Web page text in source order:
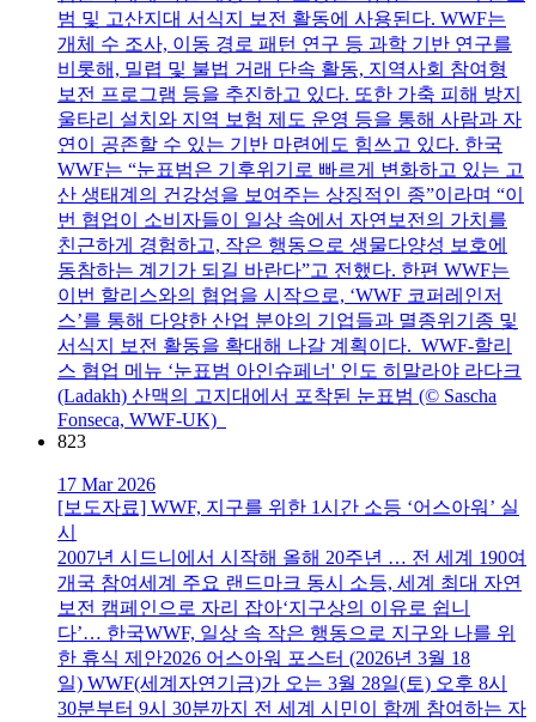
범 및 고산지대 서식지 보전 활동에 사용된다. WWF는
개체 수 조사, 이동 경로 패턴 연구 등 과학 기반 연구를
비롯해, 밀렵 및 불법 거래 단속 활동, 지역사회 참여형
보전 프로그램 등을 추진하고 있다. 또한 가축 피해 방지
울타리 설치와 지역 보험 제도 운영 등을 통해 사람과 자
연이 공존할 수 있는 기반 마련에도 힘쓰고 있다. 한국
WWF는 “눈표범은 기후위기로 빠르게 변화하고 있는 고
산 생태계의 건강성을 보여주는 상징적인 종”이라며 “이
번 협업이 소비자들이 일상 속에서 자연보전의 가치를
친근하게 경험하고, 작은 행동으로 생물다양성 보호에
동참하는 계기가 되길 바란다”고 전했다. 한편 WWF는
이번 할리스와의 협업을 시작으로, ‘WWF 코퍼레인저
스’를 통해 다양한 산업 분야의 기업들과 멸종위기종 및
서식지 보전 활동을 확대해 나갈 계획이다. WWF-할리
스 협업 메뉴 ‘눈표범 아인슈페너' 인도 히말라야 라다크
(Ladakh) 산맥의 고지대에서 포착된 눈표범 (© Sascha
Fonseca, WWF-UK)
823
17 Mar 2026
[보도자료] WWF, 지구를 위한 1시간 소등 ‘어스아워’ 실
시
2007년 시드니에서 시작해 올해 20주년 … 전 세계 190여
개국 참여세계 주요 랜드마크 동시 소등, 세계 최대 자연
보전 캠페인으로 자리 잡아‘지구상의 이유로 쉽니
다’… 한국WWF, 일상 속 작은 행동으로 지구와 나를 위
한 휴식 제안2026 어스아워 포스터 (2026년 3월 18
일) WWF(세계자연기금)가 오는 3월 28일(토) 오후 8시
30분부터 9시 30분까지 전 세계 시민이 함께 참여하는 자